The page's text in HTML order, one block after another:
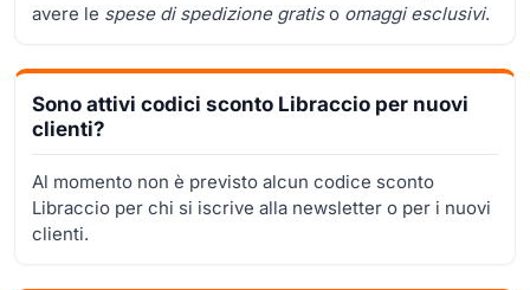
avere le spese di spedizione gratiso omaggi esclusivi.
Sono attivi codici sconto Libraccio per nuovi
clienti?
Al momento non è previsto alcun codice sconto
Libraccio per chi si iscrive alla newsletter o per i nuovi
clienti.